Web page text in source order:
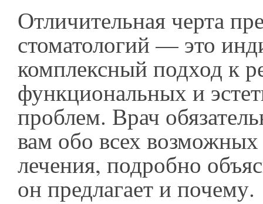
Отличительная черта
стоматологий — это
комплексный подход к
функциональных и
проблем. Врач
вам обо всех возможных
лечения, подробно
он предлагает и почему.